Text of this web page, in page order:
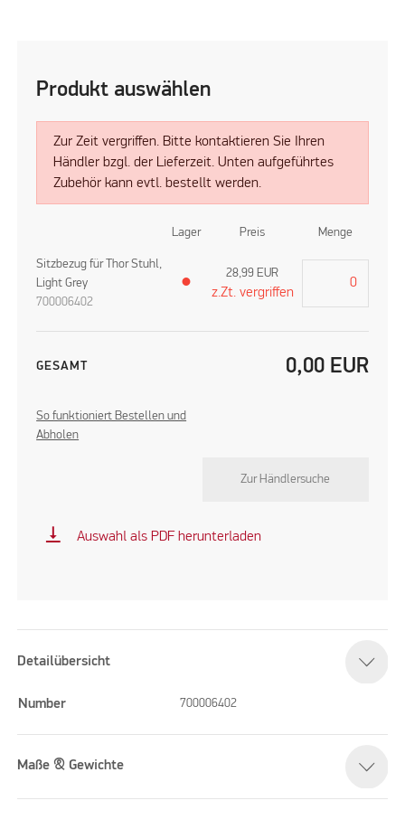
Produkt auswählen
Zur Zeit vergriffen. Bitte kontaktieren Sie Ihren
Händler bzgl. der Lieferzeit. Unten aufgeführtes
Zubehör kann evtl. bestellt werden.
Lager Preis Menge
Sitzbezug für Thor Stuhl,
Light Grey
700006402
●
28,99 EUR
z.Zt. vergriffen
GESAMT 0,00 EUR
So funktioniert Bestellen und
Abholen
Zur Händlersuche
vertical_align_bottom Auswahl als PDF herunterladen
Detailübersicht
Number 700006402
Maße & Gewichte